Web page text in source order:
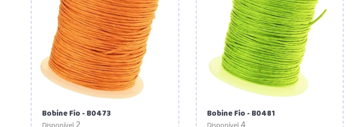
Bobine Fio - B0473
Disponível 2
Bobine Fio - B0481
Disponível 4